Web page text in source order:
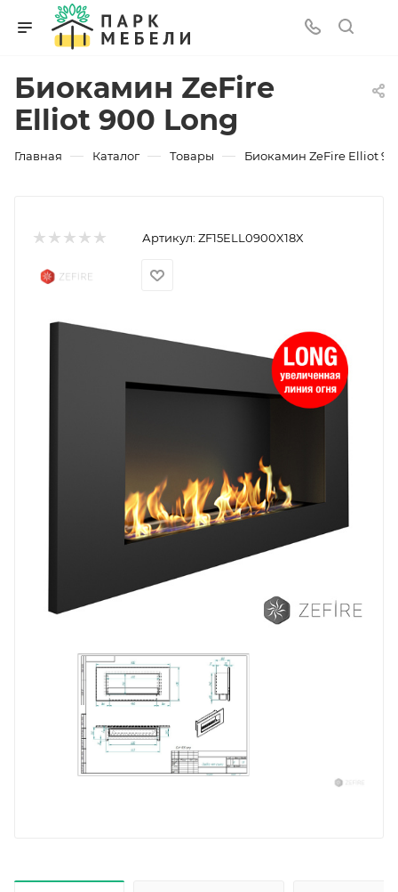
Биокамин ZeFire
Elliot 900 Long
Главная — Каталог — Товары — Биокамин ZeFire Elliot
Артикул: ZF15ELL0900X18X